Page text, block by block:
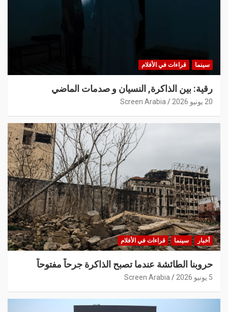
سينما قراءات في الأفلام
رقية: بين الذاكرة, النسيان و صدمات الماضي
20 يونيو 2026 Screen Arabia
أخبار سينما قراءات في الأفلام
حروبنا الطائشة عندما تصبح الذاكرة جرحاً مفتوحاً
5 يونيو 2026 Screen Arabia